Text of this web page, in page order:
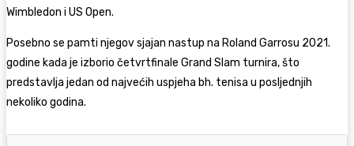
Wimbledon i US Open.
Posebno se pamti njegov sjajan nastup na Roland Garrosu 2021.
godine kada je izborio četvrtfinale Grand Slam turnira, što
predstavlja jedan od najvećih uspjeha bh. tenisa u posljednjih
nekoliko godina.